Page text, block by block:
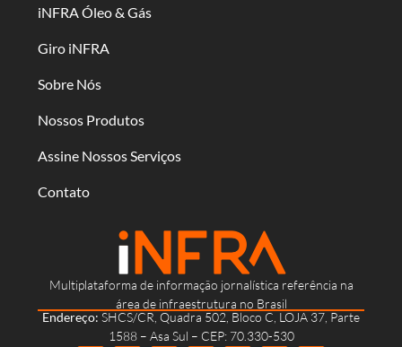
Multiplataforma de informação jornalística referência na
área de infraestrutura no Brasil
Endereço: SHCS/CR, Quadra 502, Bloco C, LOJA 37, Parte
1588 – Asa Sul – CEP: 70.330-530
iNFRA Óleo & Gás
Giro iNFRA
Sobre Nós
Nossos Produtos
Assine Nossos Serviços
Contato